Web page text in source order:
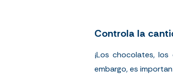
Controla la
¡Los chocolates,
embargo, es